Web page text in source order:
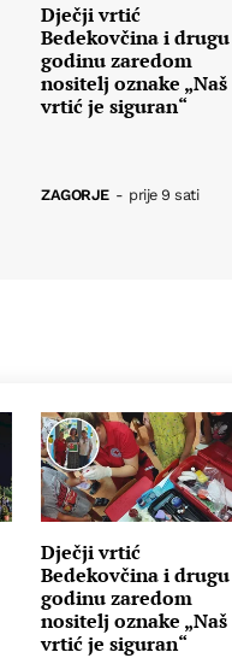
Dječji vrtić
Bedekovčina i drugu
godinu zaredom
nositelj oznake „Naš
vrtić je siguran“
ZAGORJE - prije 9 sati
Dječji vrtić
Bedekovčina i drugu
godinu zaredom
nositelj oznake „Naš
vrtić je siguran“